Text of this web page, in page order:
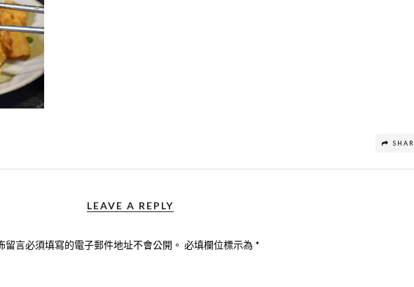
LEAVE A REPLY
留言必須填寫的電子郵件地址不會公開。 必填欄位標示為 *